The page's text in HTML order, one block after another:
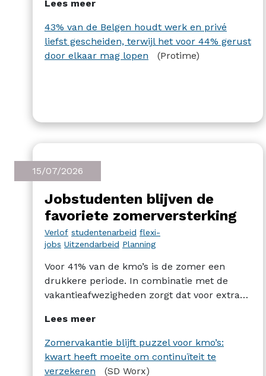
enquête is wel dat tijdsregistratie in beide
gevallen bijdraagt aan een beter evenwicht
tussen werk en privé, zowel voor de
voorstanders van een strikte scheiding als
Lees meer
43% van de Belgen houdt werk en privé
liefst gescheiden, terwijl het voor 44% gerust
door elkaar mag lopen
(Protime)
15/07/2026
Jobstudenten blijven de
favoriete zomerversterking
Verlof studentenarbeid flexi-
jobs Uitzendarbeid Planning
Voor 41% van de kmo’s is de zomer een
drukkere periode. In combinatie met de
vakantieafwezigheden zorgt dat voor extra
eerste plaats voor jobstudenten (23%) om
hun teams te versterken. Uitzendwerk en
flexi-jobs worden elk door 10% van de
bevraagde ondernemingen ingezet. Dat blijkt
Lees meer
Zomervakantie blijft puzzel voor kmo’s:
kwart heeft moeite om continuïteit te
verzekeren
(SD Worx)